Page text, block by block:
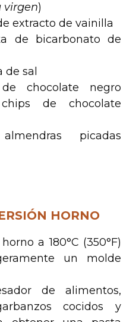
virgen)
extracto de vainilla
de bicarbonato de
de sal
chocolate negro
de chocolate
picadas
HORNO
a 180°C (350°F)
un molde
de alimentos,
cocidos y